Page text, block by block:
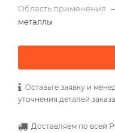
Область применения
металлы
Оставьте заявку и
уточнения деталей
Доставляем по всей